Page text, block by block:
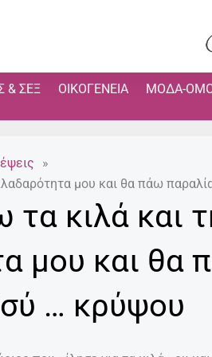
& ΣΕΞ ΟΙΚΟΓΈΝΕΙΑ ΜΌΔΑ-
»
μου και θα πάω
τα κιλά και
μου και θα
… κρύψου